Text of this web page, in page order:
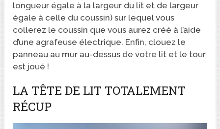
longueur égale à la largeur du lit et de largeur
égale à celle du coussin) sur lequel vous
collerez le coussin que vous aurez créé à l’aide
d’une agrafeuse électrique. Enfin, clouez le
panneau au mur au-dessus de votre lit et le tour
est joué !
LA TÊTE DE LIT TOTALEMENT
RÉCUP